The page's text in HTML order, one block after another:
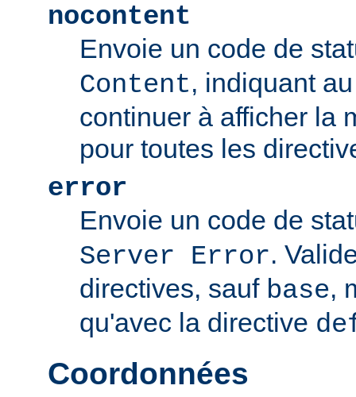
nocontent
Envoie un code de
Content, indiquant
continuer à afficher la
pour toutes les
error
Envoie un code de
Server Error.
directives, sauf base,
qu'avec la directive
Coordonnées